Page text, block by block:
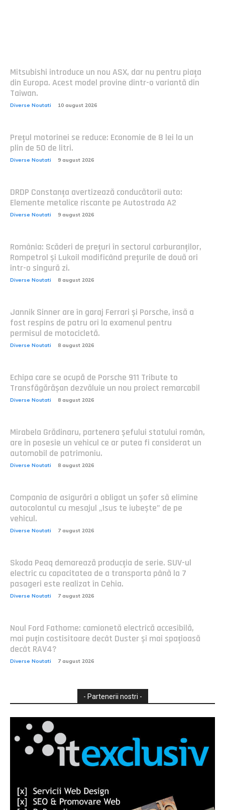
Mitsubishi introduce un nou ASX, dar nu pentru piața
din Europa. Acest model provine dintr-o variantă din
Taiwan.
Diverse Noutati 10 august 2026
Prețul motorinei se reduce: Economie de 8 lei la un
plin de 50 de litri.
Diverse Noutati 9 august 2026
DRDP Constanța avertizează conducătorii auto:
Elemente metalice riscante pe Autostrada A2
Diverse Noutati 9 august 2026
România: Scăderi de prețuri în sectorul carburanților,
Rompetrol și Lukoil modificând prețurile de două ori
într-o singură zi.
Diverse Noutati 8 august 2026
Jannik Sinner are în garaj Ferrari și Porsche, însă a
fost respins de patru ori la examenul pentru
permisul de motocicletă.
Diverse Noutati 8 august 2026
Echipa care se ocupă de Porsche 911 Tribute to
Transfăgărășan dezvăluie un nou proiect remarcabil
Diverse Noutati 8 august 2026
Mirabela Grădinaru, partenera șefului statului român,
are în posesie un vehicul ce ar putea fi considerat un
automobil de patrimoniu.
Diverse Noutati 8 august 2026
Compania de asigurări a obligat un șofer să elimine
autocolantul cu mesajul „Isus te iubește” de pe
vehicul.
Diverse Noutati 7 august 2026
Skoda Peaq demarează producția de serie. SUV-ul
electric cu capacitatea de a transporta până la 7
pasageri este realizat în Cehia.
Diverse Noutati 7 august 2026
Noul Ford Fathome: camionetă electrică accesibilă,
mai puțin costisitoare decât Duster și mai spațioasă
decât RAV4?
Diverse Noutati 7 august 2026
- Partenerii nostri -